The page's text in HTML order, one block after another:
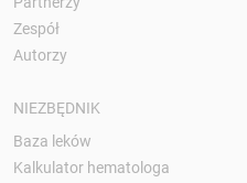
Zespół
Autorzy
NIEZBĘDNIK
Baza leków
Kalkulator hematologa